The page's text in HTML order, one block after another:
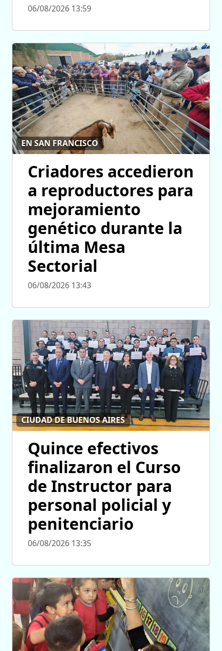
06/08/2026 13:59
EN SAN FRANCISCO
Criadores accedieron
a reproductores para
mejoramiento
genético durante la
última Mesa
Sectorial
06/08/2026 13:43
CIUDAD DE BUENOS AIRES
Quince efectivos
finalizaron el Curso
de Instructor para
personal policial y
penitenciario
06/08/2026 13:35